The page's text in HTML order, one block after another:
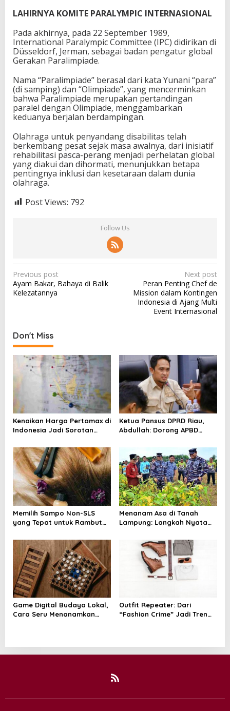
LAHIRNYA KOMITE PARALYMPIC INTERNASIONAL
Pada akhirnya, pada 22 September 1989,
International Paralympic Committee (IPC) didirikan di
Düsseldorf, Jerman, sebagai badan pengatur global
Gerakan Paralimpiade.
Nama “Paralimpiade” berasal dari kata Yunani “para”
(di samping) dan “Olimpiade”, yang mencerminkan
bahwa Paralimpiade merupakan pertandingan
paralel dengan Olimpiade, menggambarkan
keduanya berjalan berdampingan.
Olahraga untuk penyandang disabilitas telah
berkembang pesat sejak masa awalnya, dari inisiatif
rehabilitasi pasca-perang menjadi perhelatan global
yang diakui dan dihormati, menunjukkan betapa
pentingnya inklusi dan kesetaraan dalam dunia
olahraga.
Post Views: 792
Follow Us
P
o
n
a
v
i
g
a
t
i
o
n
Previous post
Ayam Bakar, Bahaya di Balik
Kelezatannya
Next post
Peran Penting Chef de
Mission dalam Kontingen
Indonesia di Ajang Multi
Event Internasional
Don't Miss
Kenaikan Harga Pertamax di
Indonesia Jadi Sorotan
dengan Negara ASEAN
Mencuat
Ketua Pansus DPRD Riau,
Abdullah: Dorong APBD
Memilih Sampo Non-SLS
yang Tepat untuk Rambut
Sehat
Menanam Asa di Tanah
Lampung: Langkah Nyata
Wujudkan Kemandirian
Pangan
Game Digital Budaya Lokal,
Cara Seru Menanamkan
Outfit Repeater: Dari
“Fashion Crime” Jadi Tren